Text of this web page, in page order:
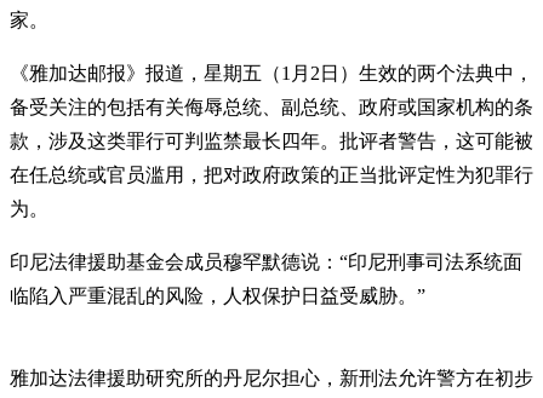
家。
《雅加达邮报》报道，星期五（1月2日）生效的两个法典中，
备受关注的包括有关侮辱总统、副总统、政府或国家机构的条
款，涉及这类罪行可判监禁最长四年。批评者警告，这可能被
在任总统或官员滥用，把对政府政策的正当批评定性为犯罪行
为。
印尼法律援助基金会成员穆罕默德说：“印尼刑事司法系统面
临陷入严重混乱的风险，人权保护日益受威胁。”
雅加达法律援助研究所的丹尼尔担心，新刑法允许警方在初步